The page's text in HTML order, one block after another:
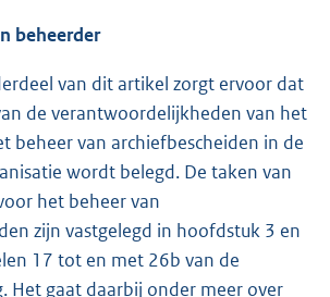
beheerder
van dit artikel zorgt ervoor dat
de verantwoordelijkheden van het
beheer van archiefbescheiden in de
wordt belegd. De taken van
het beheer van
zijn vastgelegd in hoofdstuk 3 en
17 tot en met 26b van de
Het gaat daarbij onder meer over